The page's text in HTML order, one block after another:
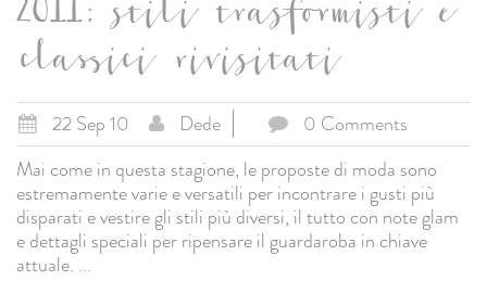
2011: stili trasformisti e
classici rivisitati
22 Sep 10 Dede
0 Comments
Mai come in questa stagione, le proposte di moda sono
estremamente varie e versatili per incontrare i gusti più
disparati e vestire gli stili più diversi, il tutto con note glam
e dettagli speciali per ripensare il guardaroba in chiave
attuale. ...